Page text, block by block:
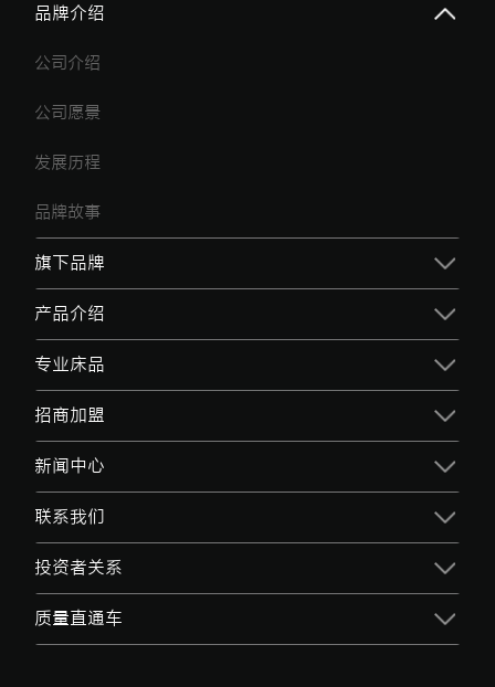
品牌介绍
公司介绍
公司愿景
发展历程
品牌故事
旗下品牌
产品介绍
专业床品
招商加盟
新闻中心
联系我们
投资者关系
质量直通车